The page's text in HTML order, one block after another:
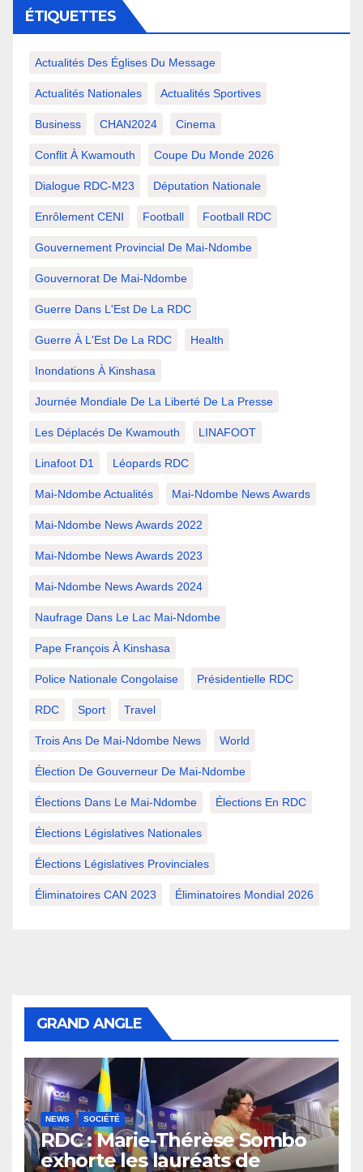
ÉTIQUETTES
Actualités Des Églises Du Message
Actualités Nationales Actualités Sportives
Business CHAN2024 Cinema
Conflit À Kwamouth Coupe Du Monde 2026
Dialogue RDC-M23 Députation Nationale
Enrôlement CENI Football Football RDC
Gouvernement Provincial De Mai-Ndombe
Gouvernorat De Mai-Ndombe
Guerre Dans L'Est De La RDC
Guerre À L'Est De La RDC Health
Inondations À Kinshasa
Journée Mondiale De La Liberté De La Presse
Les Déplacés De Kwamouth LINAFOOT
Linafoot D1 Léopards RDC
Mai-Ndombe Actualités Mai-Ndombe News Awards
Mai-Ndombe News Awards 2022
Mai-Ndombe News Awards 2023
Mai-Ndombe News Awards 2024
Naufrage Dans Le Lac Mai-Ndombe
Pape François À Kinshasa
Police Nationale Congolaise Présidentielle RDC
RDC Sport Travel
Trois Ans De Mai-Ndombe News World
Élection De Gouverneur De Mai-Ndombe
Élections Dans Le Mai-Ndombe Élections En RDC
Élections Législatives Nationales
Élections Législatives Provinciales
Éliminatoires CAN 2023 Éliminatoires Mondial 2026
GRAND ANGLE
NEWS SOCIÉTÉ
RDC : Marie-Thérèse Sombo
exhorte les lauréats de